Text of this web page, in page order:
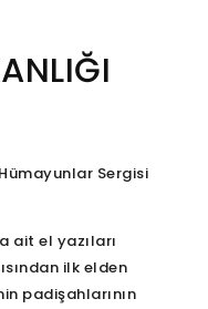
Sergisi
ait el yazıları
ilk elden
padişahlarının